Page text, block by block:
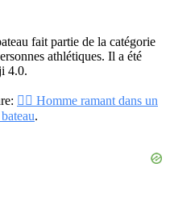
fait partie de la catégorie
athlétiques. Il a été
4.0.
🚣‍♂️ Homme ramant dans un
.